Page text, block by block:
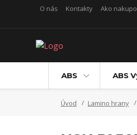
O nás Kontakty Ako
ABS ABS
Úvod Lamino hrany